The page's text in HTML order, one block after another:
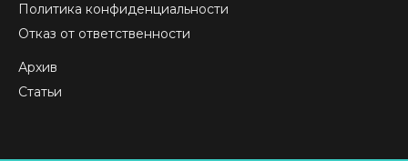
Политика конфиденциальности
Отказ от ответственности
Архив
Статьи